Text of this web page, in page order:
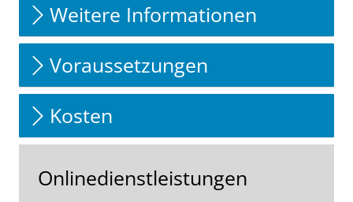
Weitere Informationen
Voraussetzungen
Kosten
Onlinedienstleistungen